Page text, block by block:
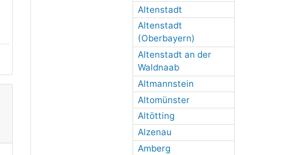
Altenstadt
Altenstadt
(Oberbayern)
Altenstadt an der
Waldnaab
Altmannstein
Altomünster
Altötting
Alzenau
Amberg